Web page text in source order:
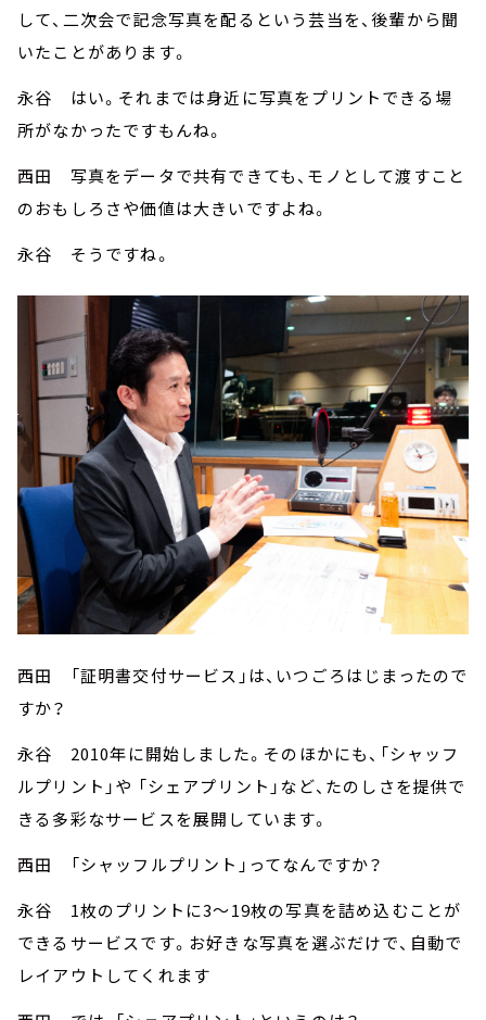
して、二次会で記念写真を配るという芸当を、後輩から聞
いたことがあります。
永谷 はい。それまでは身近に写真をプリントできる場
所がなかったですもんね。
西田 写真をデータで共有できても、モノとして渡すこと
のおもしろさや価値は大きいですよね。
永谷 そうですね。
西田 「証明書交付サービス」は、いつごろはじまったので
すか？
永谷 2010年に開始しました。そのほかにも、「シャッフ
ルプリント」や 「シェアプリント」など、たのしさを提供で
きる多彩なサービスを展開しています。
西田 「シャッフルプリント」ってなんですか？
永谷 1枚のプリントに3～19枚の写真を詰め込むことが
できるサービスです。お好きな写真を選ぶだけで、自動で
レイアウトしてくれます